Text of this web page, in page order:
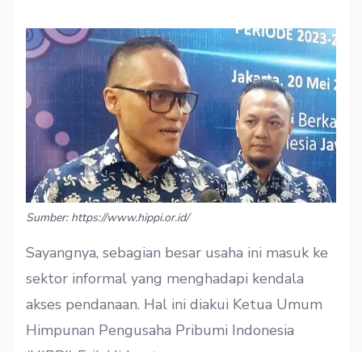
Sumber: https://www.hippi.or.id/
Sayangnya, sebagian besar usaha ini masuk ke
sektor informal yang menghadapi kendala
akses pendanaan. Hal ini diakui Ketua Umum
Himpunan Pengusaha Pribumi Indonesia